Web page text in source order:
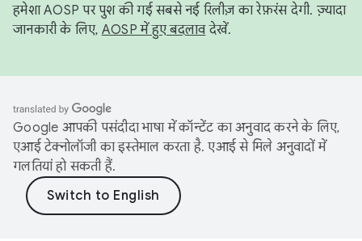
हमेशा AOSP पर पुश की गई सबसे नई रिलीज़ का रेफ़रंस देगी. ज़्यादा
जानकारी के लिए, AOSP में हुए बदलावदेखें.
Google आपकी पसंदीदा भाषा में कॉन्टेंट का अनुवाद करने के लिए,
एआई टेक्नोलॉजी का इस्तेमाल करता है. एआई से मिले अनुवादों में
गलतियां हो सकती हैं.